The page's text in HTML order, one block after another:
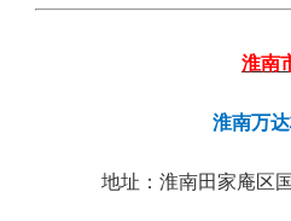
淮南
淮南万
地址：淮南田家庵区